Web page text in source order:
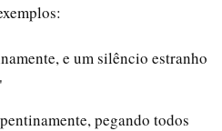
e um silêncio estranho
pegando todos